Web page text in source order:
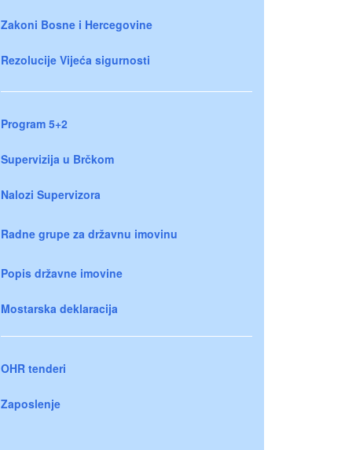
Zakoni Bosne i Hercegovine
Rezolucije Vijeća sigurnosti
Program 5+2
Supervizija u Brčkom
Nalozi Supervizora
Radne grupe za državnu imovinu
Popis državne imovine
Mostarska deklaracija
OHR tenderi
Zaposlenje